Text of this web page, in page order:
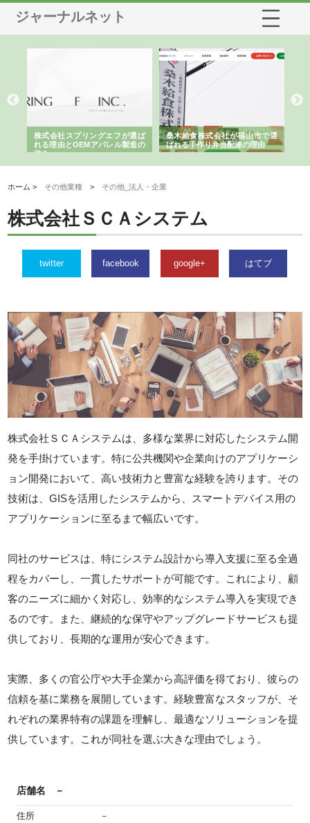
ジャーナルネット
株式会社スプリングエフが選ば
れる理由とOEMアパレル製造の
強み
桑木給食株式会社が福山市で選
ばれる手作り弁当配達の理由
ホーム > その他業種 > その他_法人・企業
株式会社ＳＣＡシステム
twitter facebook google+ はてブ
株式会社ＳＣＡシステムは、多様な業界に対応したシステム開
発を手掛けています。特に公共機関や企業向けのアプリケーシ
ョン開発において、高い技術力と豊富な経験を誇ります。その
技術は、GISを活用したシステムから、スマートデバイス用の
アプリケーションに至るまで幅広いです。
同社のサービスは、特にシステム設計から導入支援に至る全過
程をカバーし、一貫したサポートが可能です。これにより、顧
客のニーズに細かく対応し、効率的なシステム導入を実現でき
るのです。また、継続的な保守やアップグレードサービスも提
供しており、長期的な運用が安心できます。
実際、多くの官公庁や大手企業から高評価を得ており、彼らの
信頼を基に業務を展開しています。経験豊富なスタッフが、そ
れぞれの業界特有の課題を理解し、最適なソリューションを提
供しています。これが同社を選ぶ大きな理由でしょう。
店舗名 －
住所 －